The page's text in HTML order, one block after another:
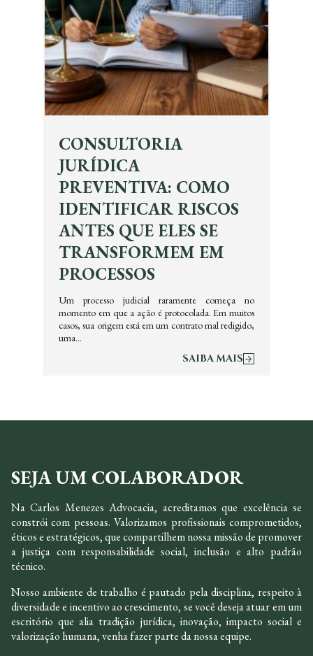
CONSULTORIA
JURÍDICA
PREVENTIVA: COMO
IDENTIFICAR RISCOS
ANTES QUE ELES SE
TRANSFORMEM EM
PROCESSOS
Um processo judicial raramente começa no
momento em que a ação é protocolada. Em muitos
casos, sua origem está em um contrato mal redigido,
uma…
SAIBA MAIS
SEJA UM COLABORADOR
Na Carlos Menezes Advocacia, acreditamos que excelência se
constrói com pessoas. Valorizamos profissionais comprometidos,
éticos e estratégicos, que compartilhem nossa missão de promover
a justiça com responsabilidade social, inclusão e alto padrão
técnico.
Nosso ambiente de trabalho é pautado pela disciplina, respeito à
diversidade e incentivo ao crescimento, se você deseja atuar em um
escritório que alia tradição jurídica, inovação, impacto social e
valorização humana, venha fazer parte da nossa equipe.